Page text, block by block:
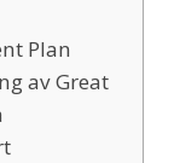
Plan
av Great